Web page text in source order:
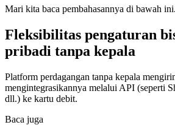
Mari kita baca pembahasannya di bawah ini.
Fleksibilitas pengaturan
pribadi tanpa kepala
Platform perdagangan tanpa kepala
mengintegrasikannya melalui API (seperti
dll.) ke kartu debit.
Baca juga